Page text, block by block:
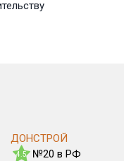
ДОНСТРОЙ
4.5 №20 в РФ